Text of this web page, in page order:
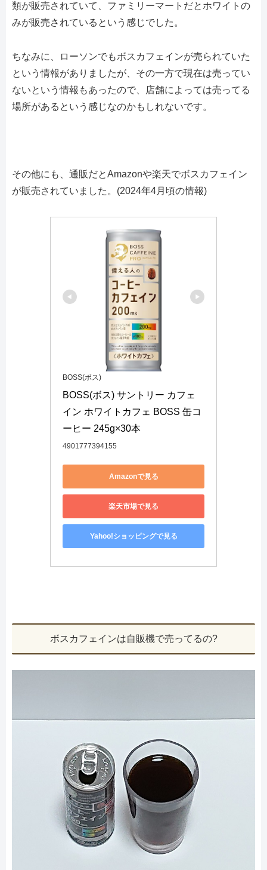
類が販売されていて、ファミリーマートだとホワイトの
みが販売されているという感じでした。
ちなみに、ローソンでもボスカフェインが売られていた
という情報がありましたが、その一方で現在は売ってい
ないという情報もあったので、店舗によっては売ってる
場所があるという感じなのかもしれないです。
その他にも、通販だとAmazonや楽天でボスカフェイン
が販売されていました。(2024年4月頃の情報)
BOSS(ボス)
BOSS(ボス) サントリー カフェ
イン ホワイトカフェ BOSS 缶コ
ーヒー 245g×30本
4901777394155
Amazonで見る
楽天市場で見る
Yahoo!ショッピングで見る
ボスカフェインは自販機で売ってるの?